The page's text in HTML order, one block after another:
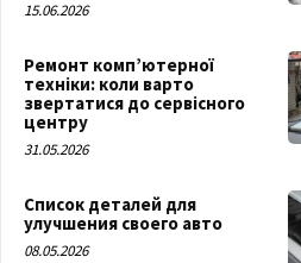
15.06.2026
Ремонт комп’ютерної
техніки: коли варто
звертатися до сервісного
центру
31.05.2026
Список деталей для
улучшения своего авто
08.05.2026